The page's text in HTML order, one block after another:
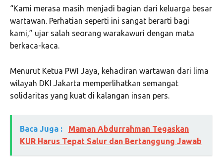
“Kami merasa masih menjadi bagian dari keluarga besar
wartawan. Perhatian seperti ini sangat berarti bagi
kami,” ujar salah seorang warakawuri dengan mata
berkaca-kaca.
Menurut Ketua PWI Jaya, kehadiran wartawan dari lima
wilayah DKI Jakarta memperlihatkan semangat
solidaritas yang kuat di kalangan insan pers.
Baca Juga :
Maman Abdurrahman Tegaskan
KUR Harus Tepat Salur dan Bertanggung Jawab